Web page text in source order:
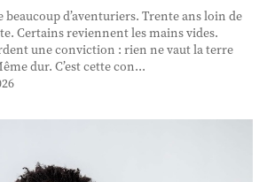
d’aventuriers. Trente ans loin de
Certains reviennent les mains vides.
une conviction : rien ne vaut la terre
dur. C’est cette con...